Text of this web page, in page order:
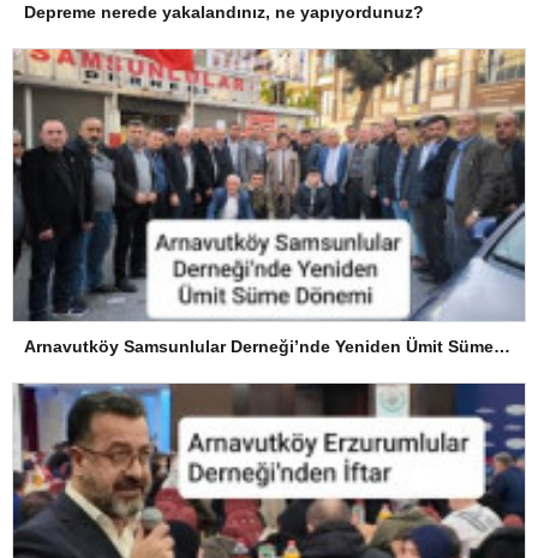
Depreme nerede yakalandınız, ne yapıyordunuz?
Arnavutköy Samsunlular Derneği’nde Yeniden Ümit Süme Dönemi